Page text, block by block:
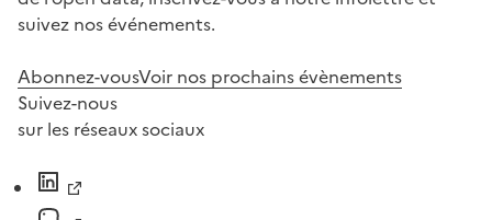
suivez nos événements.
Abonnez-vousVoir nos prochains évènements
Suivez-nous
sur les réseaux sociaux